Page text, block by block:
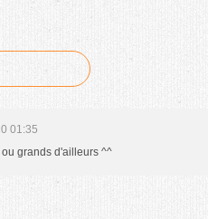
01:35
grands d'ailleurs ^^